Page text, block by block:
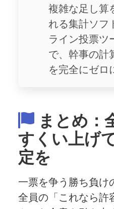
複雑な足し算
れる集計ソフ
ライン投票ツ
で、幹事の計
を完全にゼロ
まとめ：
すくい上げ
定を
一票を争う勝ち負け
全員の「これなら許